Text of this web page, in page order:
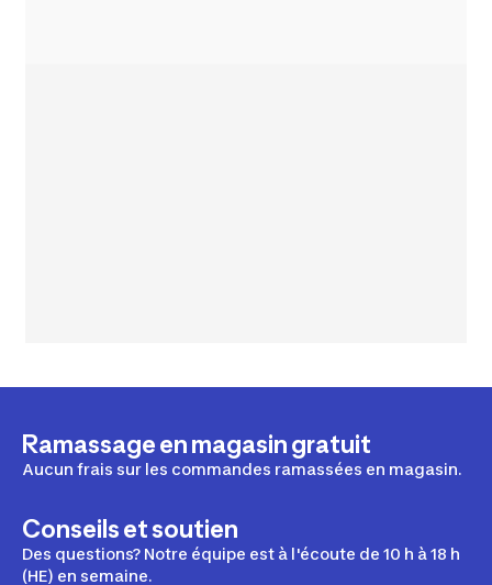
Ramassage en magasin gratuit
Aucun frais sur les commandes ramassées en magasin.
Conseils et soutien
Des questions? Notre équipe est à l'écoute de 10 h à 18 h
(HE) en semaine.